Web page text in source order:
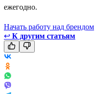
ежегодно.
Начать работу над брендом
↩ К другим статьям